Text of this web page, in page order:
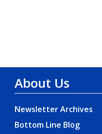
About Us
Newsletter Archives
Bottom Line Blog